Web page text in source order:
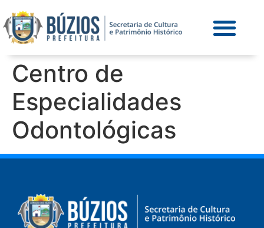
Centro de
Especialidades
Odontológicas